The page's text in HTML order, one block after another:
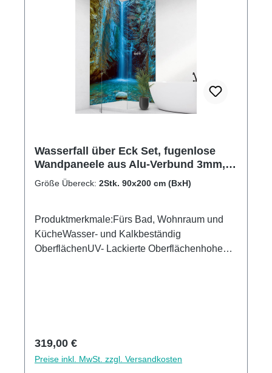
Wasserfall über Eck Set, fugenlose
Wandpaneele aus Alu-Verbund 3mm,
Duschrückwand
Größe Übereck: 2Stk. 90x200 cm (BxH)
Produktmerkmale:Fürs Bad, Wohnraum und
KücheWasser- und Kalkbeständig
OberflächenUV- Lackierte Oberflächenhohe
Regulärer Preis:
319,00 €
Preise inkl. MwSt. zzgl. Versandkosten